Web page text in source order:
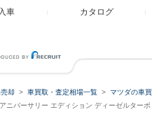
車 カタログ
却 車買取・査定相場一覧 マツダの車
ニバーサリー エディション ディーゼルター